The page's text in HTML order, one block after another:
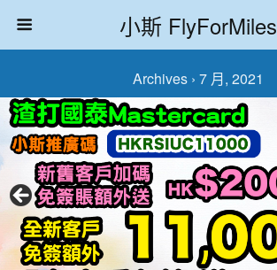
小斯 FlyForMiles
Archives › 7 月, 2021